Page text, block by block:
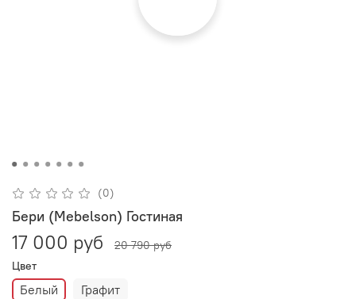
(0)
Бери (Mebelson) Гостиная
17 000 руб
20 790 руб
Цвет
Белый Графит